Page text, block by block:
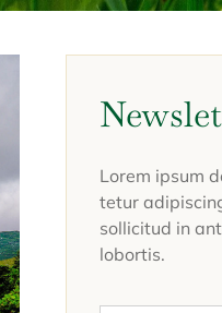
Lorem ipsum
tetur
sollicitud in
lobortis.